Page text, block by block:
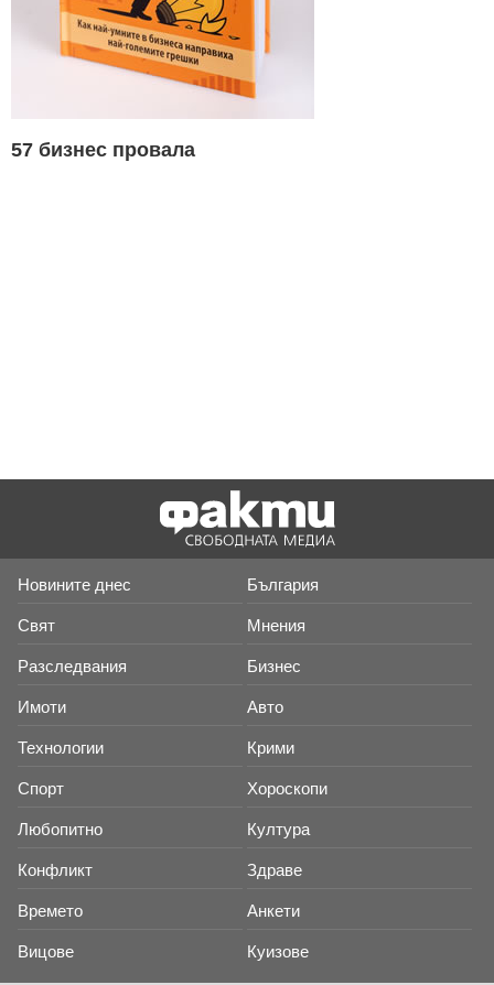
57 бизнес провала
Новините днес България
Свят Мнения
Разследвания Бизнес
Имоти Авто
Технологии Крими
Спорт Хороскопи
Любопитно Култура
Конфликт Здраве
Времето Анкети
Вицове Куизове